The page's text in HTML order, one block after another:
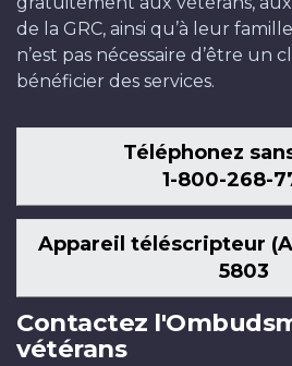
de la GRC, ainsi qu’à leur
n’est pas nécessaire d’être un
bénéficier des services.
Téléphonez
1-800-268-
Appareil téléscripteur
5803
Contactez
vétérans